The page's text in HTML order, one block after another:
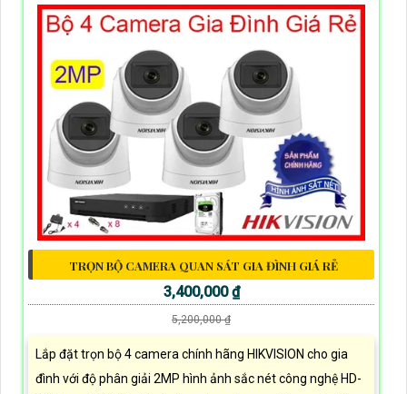
TRỌN BỘ CAMERA QUAN SÁT GIA ĐÌNH GIÁ RẺ
3,400,000 ₫
5,200,000 ₫
Lắp đặt trọn bộ 4 camera chính hãng HIKVISION cho gia
đình với độ phân giải 2MP hình ảnh sắc nét công nghệ HD-